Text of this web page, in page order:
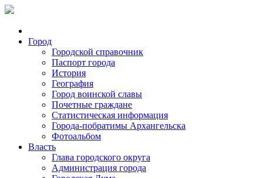
Город
Городской справочник
Паспорт города
История
География
Город воинской славы
Почетные граждане
Статистическая информация
Города-побратимы Архангельска
Фотоальбом
Власть
Глава городского округа
Администрация города